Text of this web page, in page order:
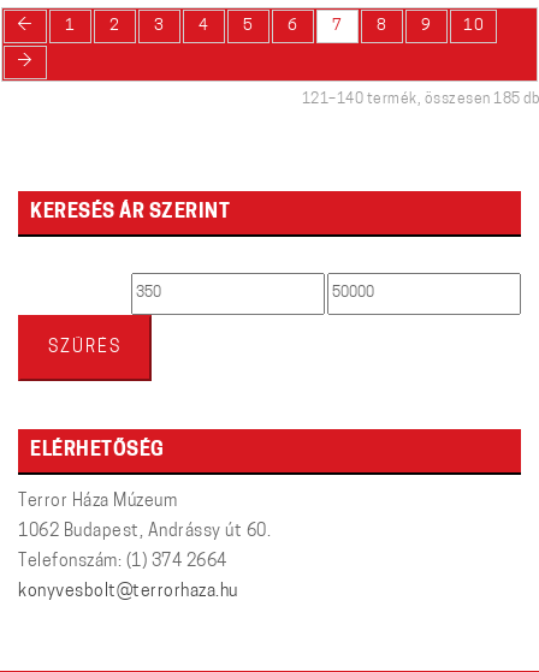
← 1 2 3 4 5 6 7 8 9 10
→
121–140 termék, összesen 185 db
KERESÉS ÁR SZERINT
Min Max
SZŰRÉS
ELÉRHETŐSÉG
Terror Háza Múzeum
1062 Budapest, Andrássy út 60.
Telefonszám: (1) 374 2664
konyvesbolt@terrorhaza.hu